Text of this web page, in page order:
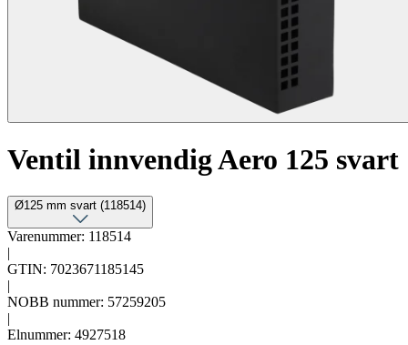
Ventil innvendig Aero 125 svart
Ø125 mm svart (118514)
Varenummer: 118514
|
GTIN: 7023671185145
|
NOBB nummer: 57259205
|
Elnummer: 4927518